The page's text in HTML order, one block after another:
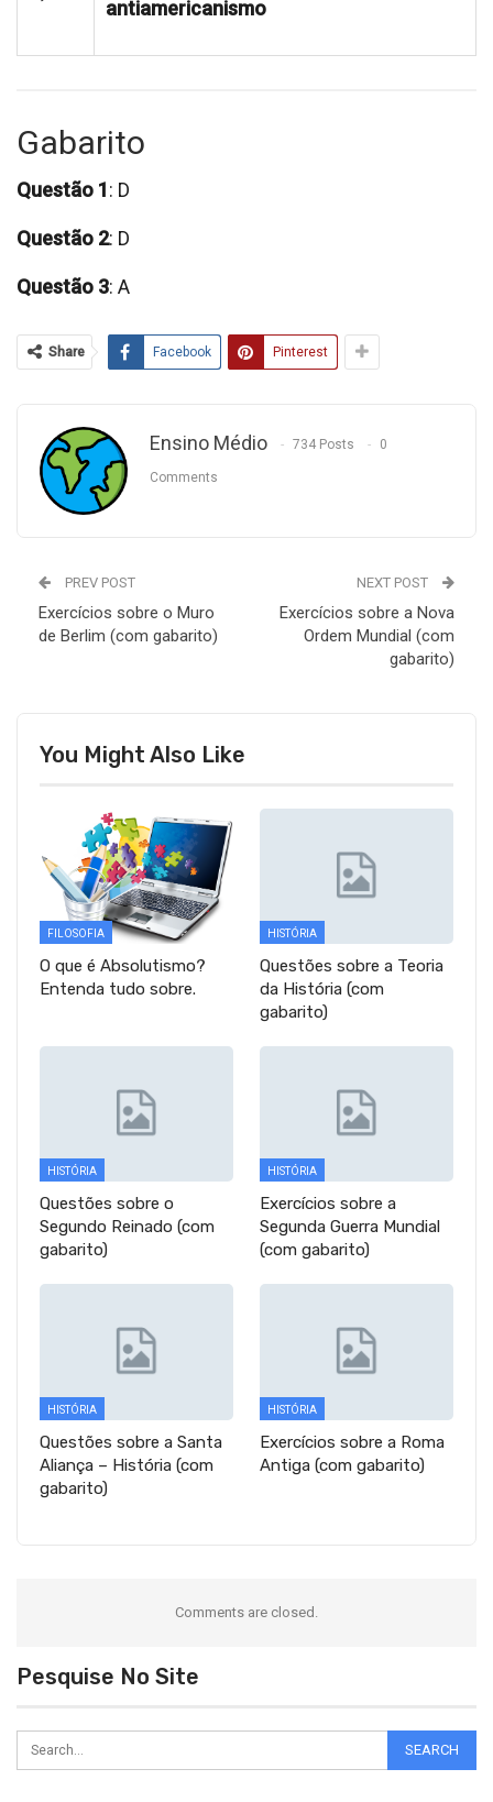
antiamericanismo
Gabarito
Questão 1: D
Questão 2: D
Questão 3: A
Share Facebook Pinterest
Ensino Médio 734 Posts 0
Comments
PREV POST
Exercícios sobre o Muro
de Berlim (com gabarito)
NEXT POST
Exercícios sobre a Nova
Ordem Mundial (com
gabarito)
You Might Also Like
FILOSOFIA
O que é Absolutismo?
Entenda tudo sobre.
HISTÓRIA
Questões sobre a Teoria
da História (com
gabarito)
HISTÓRIA
Questões sobre o
Segundo Reinado (com
gabarito)
HISTÓRIA
Exercícios sobre a
Segunda Guerra Mundial
(com gabarito)
HISTÓRIA
Questões sobre a Santa
Aliança – História (com
gabarito)
HISTÓRIA
Exercícios sobre a Roma
Antiga (com gabarito)
Comments are closed.
Pesquise No Site